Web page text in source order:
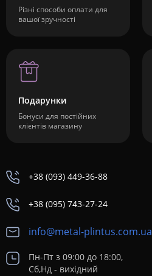
Різні способи оплати для
вашої зручності
Подарунки
Бонуси для постійних
клієнтів магазину
+38 (093) 449-36-88
+38 (095) 743-27-24
info@metal-plintus.com.ua
Пн-Пт з 09:00 до 18:00,
Сб,Нд - вихідний